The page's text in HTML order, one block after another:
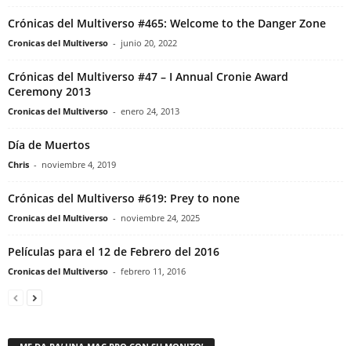
Crónicas del Multiverso #465: Welcome to the Danger Zone
Cronicas del Multiverso - junio 20, 2022
Crónicas del Multiverso #47 – I Annual Cronie Award
Ceremony 2013
Cronicas del Multiverso - enero 24, 2013
Día de Muertos
Chris - noviembre 4, 2019
Crónicas del Multiverso #619: Prey to none
Cronicas del Multiverso - noviembre 24, 2025
Películas para el 12 de Febrero del 2016
Cronicas del Multiverso - febrero 11, 2016